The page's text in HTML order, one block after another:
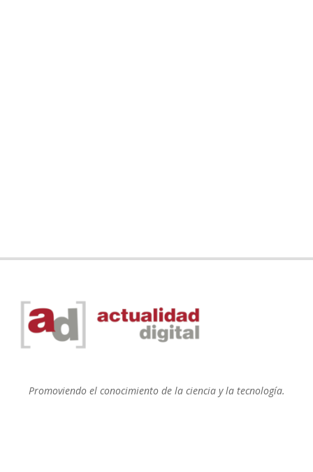
Promoviendo el conocimiento de la ciencia y la tecnología.